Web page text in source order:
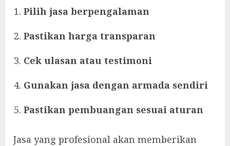
Pilih jasa berpengalaman
Pastikan harga transparan
Cek ulasan atau testimoni
Gunakan jasa dengan armada sendiri
Pastikan pembuangan sesuai aturan
Jasa yang profesional akan memberikan